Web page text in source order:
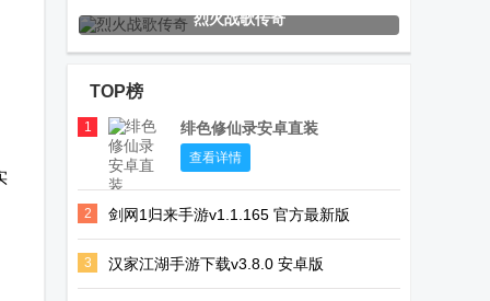
碧蓝档案妃咲
(Kisaki blue
Archive)
Flycast模拟器
贵港同城游四
副牌拖拉机
披萨男孩GBA
模拟器(Pizza
Boy A Pro)
最新版
世嘉模拟器
烈火战歌传奇
TOP榜
1 绯色修仙录安卓直装
查看详情
2 剑网1归来手游v1.1.165 官方最新版
3 汉家江湖手游下载v3.8.0 安卓版